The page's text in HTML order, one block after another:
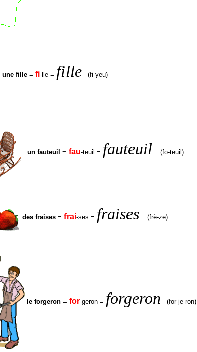
une fille = fi-lle = fille (fi-yeu)
un fauteuil = fau-teuil = fauteuil (fo-teuil)
des fraises = frai-ses = fraises (frè-ze)
le forgeron = for-geron = forgeron (for-je-ron)